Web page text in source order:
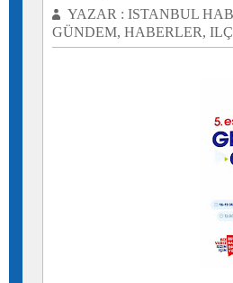
YAZAR : ISTANBUL
GÜNDEM, HABERLER,